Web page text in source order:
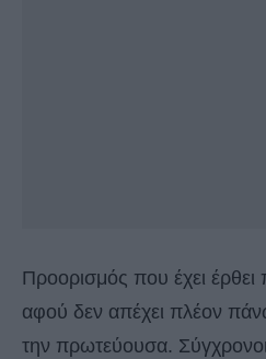
Προορισμός που έχει
αφού δεν απέχει πλέον
την πρωτεύουσα.